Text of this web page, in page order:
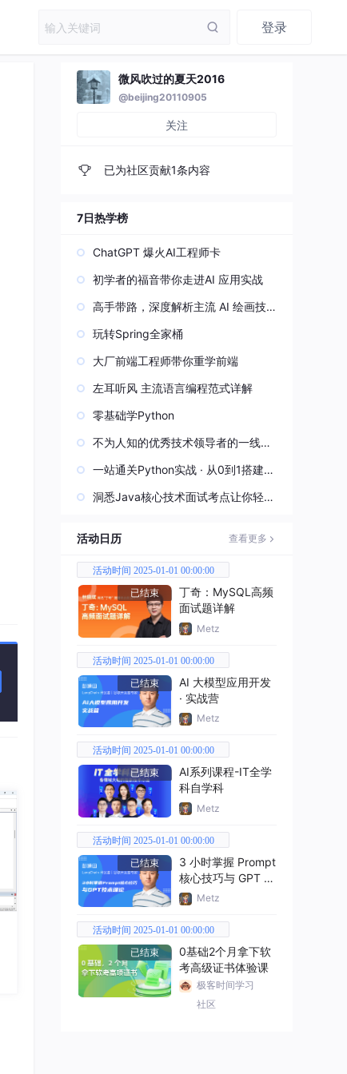
登录
微风吹过的夏天2016
@beijing20110905
关注
已为社区贡献1条内容
7日热学榜
ChatGPT 爆火AI工程师卡
初学者的福音带你走进AI 应用实战
高手带路，深度解析主流 AI 绘画技
术原理
玩转Spring全家桶
大厂前端工程师带你重学前端
左耳听风 主流语言编程范式详解
零基础学Python
不为人知的优秀技术领导者的一线实
一站通关Python实战 · 从0到1搭建直
播视频平台
洞悉Java核心技术面试考点让你轻松
活动日历
查看更多
活动时间 2025-01-01 00:00:00
已结束
丁奇：MySQL高频
面试题详解
Metz
活动时间 2025-01-01 00:00:00
已结束
AI 大模型应用开发
· 实战营
Metz
活动时间 2025-01-01 00:00:00
已结束
AI系列课程-IT全学
科自学科
Metz
活动时间 2025-01-01 00:00:00
已结束
3 小时掌握 Prompt
核心技巧与 GPT 技
术理论
Metz
活动时间 2025-01-01 00:00:00
已结束
0基础2个月拿下软
考高级证书体验课
极客时间学习
社区